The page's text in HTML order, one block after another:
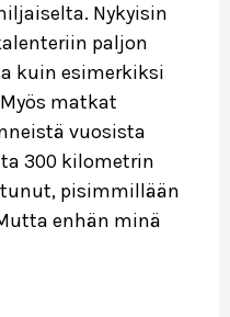
Nykyisin
paljon
kuin esimerkiksi
matkat
vuosista
300 kilometrin
pisimmillään
enhän minä